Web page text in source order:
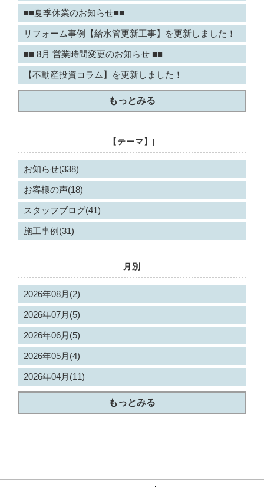
■■夏季休業のお知らせ■■
リフォーム事例【給水管更新工事】を更新しました！
■■ 8月 営業時間変更のお知らせ ■■
【不動産投資コラム】を更新しました！
もっとみる
【テーマ】|
お知らせ(338)
お客様の声(18)
スタッフブログ(41)
施工事例(31)
月別
2026年08月(2)
2026年07月(5)
2026年06月(5)
2026年05月(4)
2026年04月(11)
もっとみる